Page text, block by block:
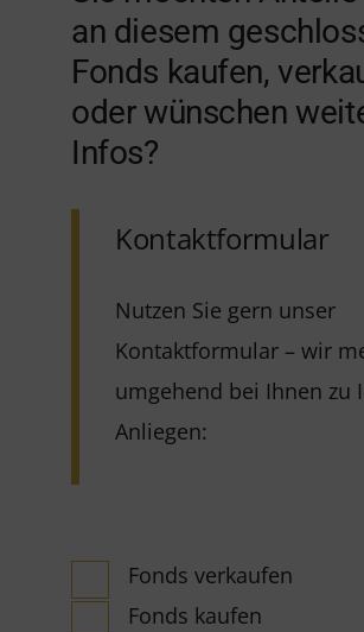
an diesem
Fonds kaufen,
oder wünschen
Infos?
Kontaktformular
Nutzen Sie gern unser
Kontaktformular – wir
umgehend bei Ihnen zu
Anliegen:
Fonds verkaufen
Fonds kaufen